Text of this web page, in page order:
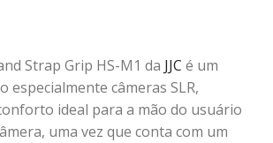
Strap Grip HS-M1 da JJC é um
especialmente câmeras SLR,
ideal para a mão do usuário
uma vez que conta com um